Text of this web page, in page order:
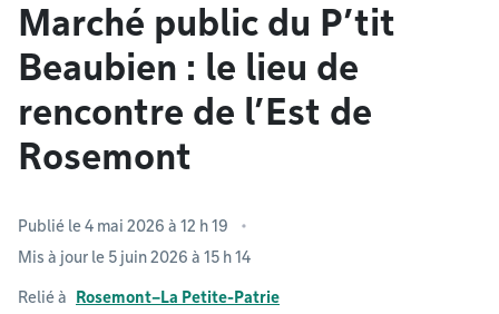
Marché public du P’tit
Beaubien : le lieu de
rencontre de l’Est de
Rosemont
Publié le 4 mai 2026 à 12 h 19
Mis à jour le 5 juin 2026 à 15 h 14
Relié à Rosemont–La Petite-Patrie